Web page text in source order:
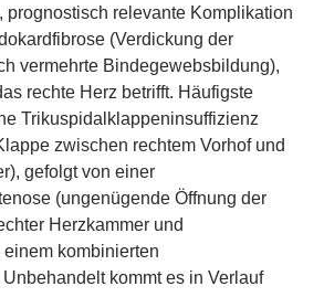
prognostisch relevante Komplikation
(Verdickung der
vermehrte Bindegewebsbildung),
rechte Herz betrifft. Häufigste
Trikuspidalklappeninsuffizienz
zwischen rechtem Vorhof und
gefolgt von einer
(ungenügende Öffnung der
Herzkammer und
kombinierten
kommt es in Verlauf